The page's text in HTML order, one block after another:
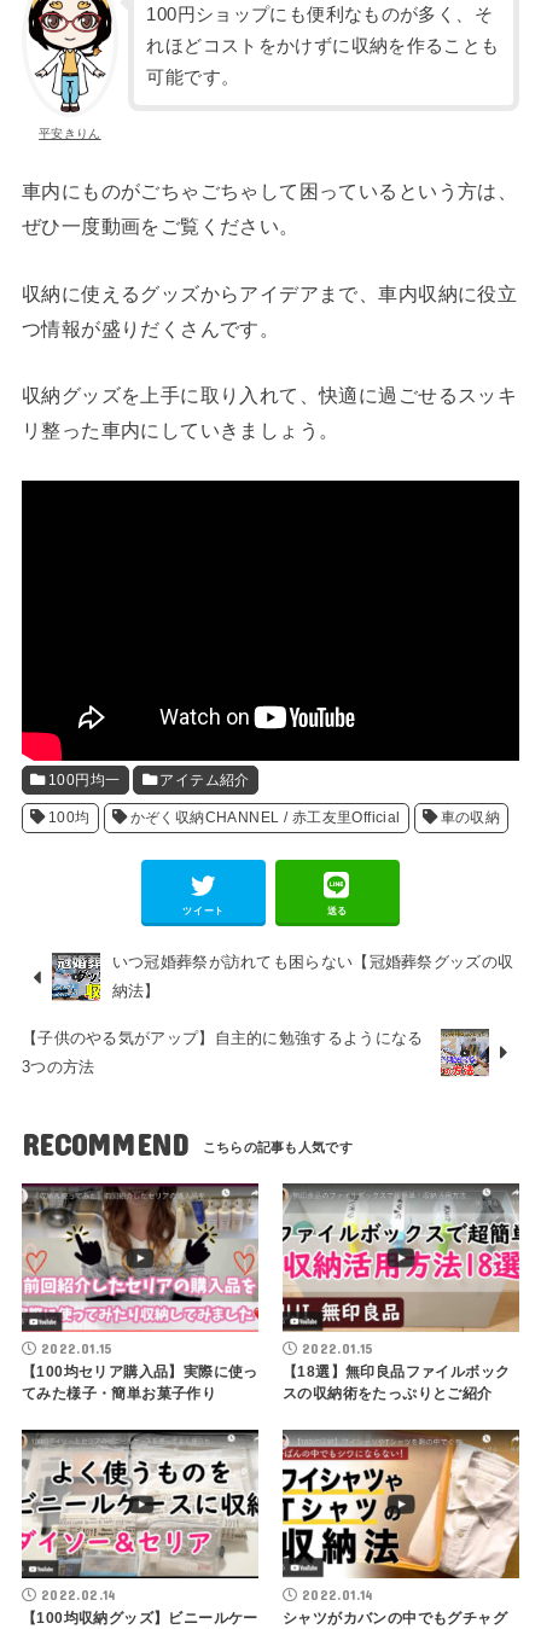
平安きりん
100円ショップにも便利なものが多く、そ
れほどコストをかけずに収納を作ることも
可能です。
車内にものがごちゃごちゃして困っているという方は、
ぜひ一度動画をご覧ください。
収納に使えるグッズからアイデアまで、車内収納に役立
つ情報が盛りだくさんです。
収納グッズを上手に取り入れて、快適に過ごせるスッキ
リ整った車内にしていきましょう。
100円均一 アイテム紹介
100均 かぞく収納CHANNEL / 赤工友里Official 車の収納
ツイート 送る
いつ冠婚葬祭が訪れても困らない【冠婚葬祭グッズの収
納法】
【子供のやる気がアップ】自主的に勉強するようになる
3つの方法
RECOMMEND
2022.01.15
【100均セリア購入品】実際に使っ
てみた様子・簡単お菓子作り
2022.01.15
【18選】無印良品ファイルボック
スの収納術をたっぷりとご紹介
2022.02.14
【100均収納グッズ】ビニールケー
2022.01.14
シャツがカバンの中でもグチャグ